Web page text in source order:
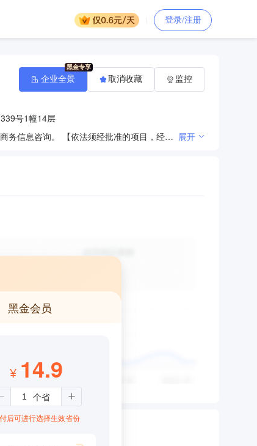
登录/注册
号1幢14层
继电保护设备、电力监控设备及系统、高低压电气设备、电气控制设备及软件、机电产品、电子产品的销售。商务信息咨询。 【依法须经批准的项目，经相关部门批准后方可开展经营活动】 展开
企业全景 取消收藏 监控
黑金会员
¥ 14.9
后可进行选择生效省份